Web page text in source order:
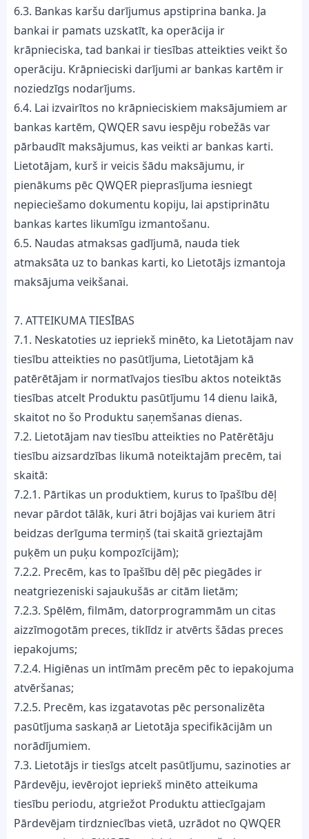
6.3. Bankas karšu darījumus apstiprina banka. Ja
bankai ir pamats uzskatīt, ka operācija ir
krāpnieciska, tad bankai ir tiesības atteikties veikt šo
operāciju. Krāpnieciski darījumi ar bankas kartēm ir
noziedzīgs nodarījums.
6.4. Lai izvairītos no krāpnieciskiem maksājumiem ar
bankas kartēm, QWQER savu iespēju robežās var
pārbaudīt maksājumus, kas veikti ar bankas karti.
Lietotājam, kurš ir veicis šādu maksājumu, ir
pienākums pēc QWQER pieprasījuma iesniegt
nepieciešamo dokumentu kopiju, lai apstiprinātu
bankas kartes likumīgu izmantošanu.
6.5. Naudas atmaksas gadījumā, nauda tiek
atmaksāta uz to bankas karti, ko Lietotājs izmantoja
maksājuma veikšanai.
7. ATTEIKUMA TIESĪBAS
7.1. Neskatoties uz iepriekš minēto, ka Lietotājam nav
tiesību atteikties no pasūtījuma, Lietotājam kā
patērētājam ir normatīvajos tiesību aktos noteiktās
tiesības atcelt Produktu pasūtījumu 14 dienu laikā,
skaitot no šo Produktu saņemšanas dienas.
7.2. Lietotājam nav tiesību atteikties no Patērētāju
tiesību aizsardzības likumā noteiktajām precēm, tai
skaitā:
7.2.1. Pārtikas un produktiem, kurus to īpašību dēļ
nevar pārdot tālāk, kuri ātri bojājas vai kuriem ātri
beidzas derīguma termiņš (tai skaitā grieztajām
puķēm un puķu kompozīcijām);
7.2.2. Precēm, kas to īpašību dēļ pēc piegādes ir
neatgriezeniski sajaukušās ar citām lietām;
7.2.3. Spēlēm, filmām, datorprogrammām un citas
aizzīmogotām preces, tiklīdz ir atvērts šādas preces
iepakojums;
7.2.4. Higiēnas un intīmām precēm pēc to iepakojuma
atvēršanas;
7.2.5. Precēm, kas izgatavotas pēc personalizēta
pasūtījuma saskaņā ar Lietotāja specifikācijām un
norādījumiem.
7.3. Lietotājs ir tiesīgs atcelt pasūtījumu, sazinoties ar
Pārdevēju, ievērojot iepriekš minēto atteikuma
tiesību periodu, atgriežot Produktu attiecīgajam
Pārdevējam tirdzniecības vietā, uzrādot no QWQER